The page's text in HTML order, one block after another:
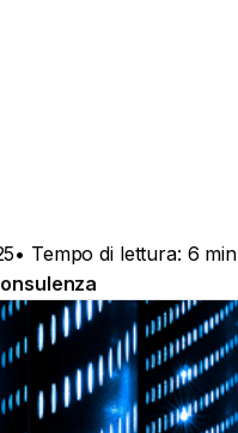
• Tempo di lettura: 6 min